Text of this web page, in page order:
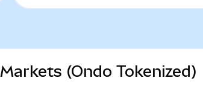
(Ondo Tokenized)